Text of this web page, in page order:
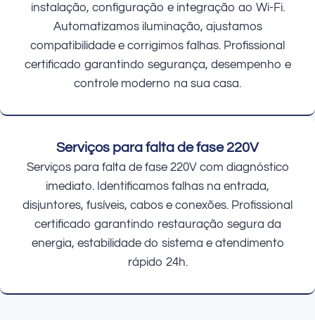
instalação, configuração e integração ao Wi-Fi.
Automatizamos iluminação, ajustamos
compatibilidade e corrigimos falhas. Profissional
certificado garantindo segurança, desempenho e
controle moderno na sua casa.
Serviços para falta de fase 220V
Serviços para falta de fase 220V com diagnóstico
imediato. Identificamos falhas na entrada,
disjuntores, fusíveis, cabos e conexões. Profissional
certificado garantindo restauração segura da
energia, estabilidade do sistema e atendimento
rápido 24h.